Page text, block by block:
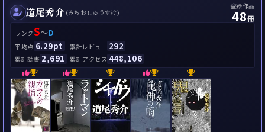
道尾秀介 (みちおしゅうすけ)
登録作品
48冊
ランクS～D
平均点 6.29pt 累計レビュー 292
累計読書 2,691 累計アクセス 448,106